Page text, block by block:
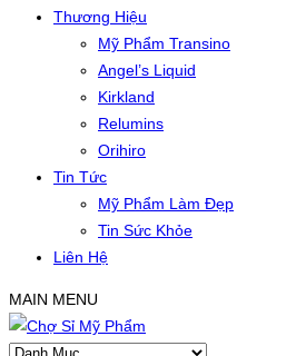
Thương Hiệu
Mỹ Phẩm Transino
Angel’s Liquid
Kirkland
Relumins
Orihiro
Tin Tức
Mỹ Phẩm Làm Đẹp
Tin Sức Khỏe
Liên Hệ
MAIN MENU